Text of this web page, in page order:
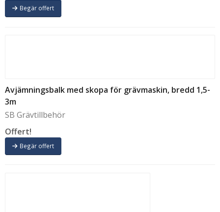
Begär offert
Avjämningsbalk med skopa för grävmaskin, bredd 1,5-
3m
SB Grävtillbehör
Offert!
Begär offert